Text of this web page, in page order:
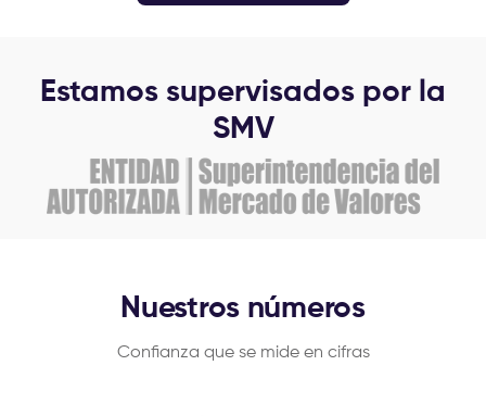
Estamos supervisados por la
SMV
Nuestros números
Confianza que se mide en cifras